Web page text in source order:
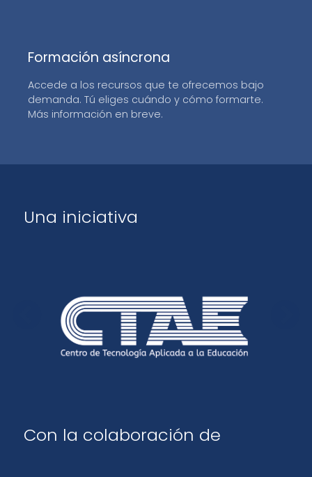
Formación asíncrona
Accede a los recursos que te ofrecemos bajo
demanda. Tú eliges cuándo y cómo formarte.
Más información en breve.
Una iniciativa
Con la colaboración de